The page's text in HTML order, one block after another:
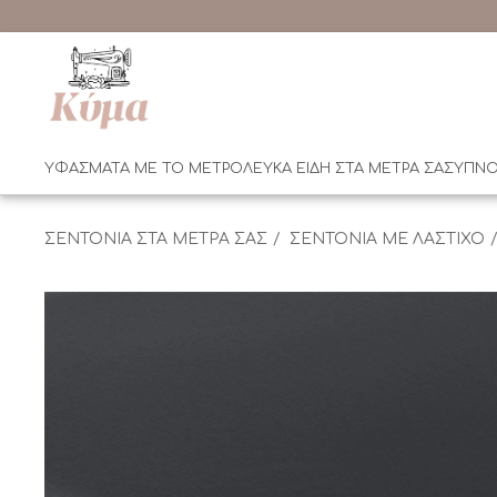
ΥΦΑΣΜΑΤΑ ΜΕ ΤΟ ΜΕΤΡΟΛΕΥΚΑ ΕΙΔΗ ΣΤΑ ΜΕΤΡΑ ΣΑΣ
ΣΕΝΤΟΝΙΑ ΣΤΑ ΜΕΤΡΑ ΣΑΣ ΣΕΝΤΟΝΙΑ ΜΕ ΛΑΣΤΙΧΟ